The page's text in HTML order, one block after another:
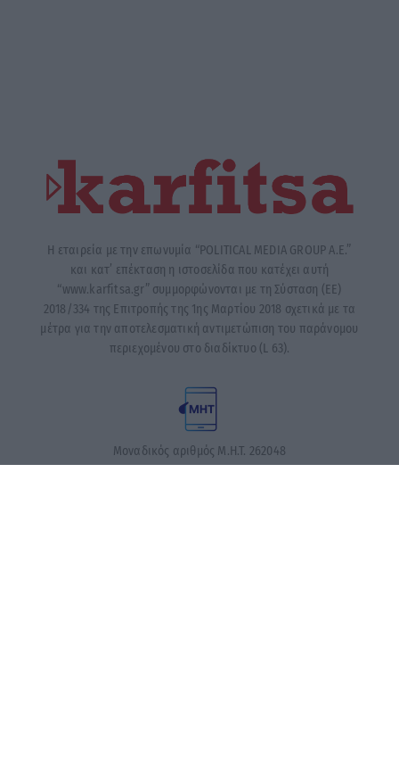
Η εταιρεία με την επωνυμία “POLITICAL MEDIA GROUP A.E.”
και κατ’ επέκταση η ιστοσελίδα που κατέχει αυτή
“www.karfitsa.gr” συμμορφώνονται με τη Σύσταση (ΕΕ)
2018/334 της Επιτροπής της 1ης Μαρτίου 2018 σχετικά με τα
μέτρα για την αποτελεσματική αντιμετώπιση του παράνομου
περιεχομένου στο διαδίκτυο (L 63).
Μοναδικός αριθμός Μ.Η.Τ. 262048